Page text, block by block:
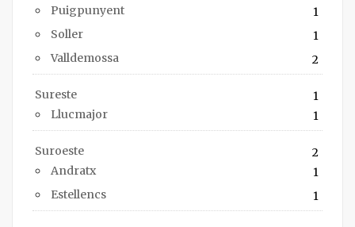
Puigpunyent
1
Soller
1
Valldemossa
2
Sureste
1
Llucmajor
1
Suroeste
2
Andratx
1
Estellencs
1